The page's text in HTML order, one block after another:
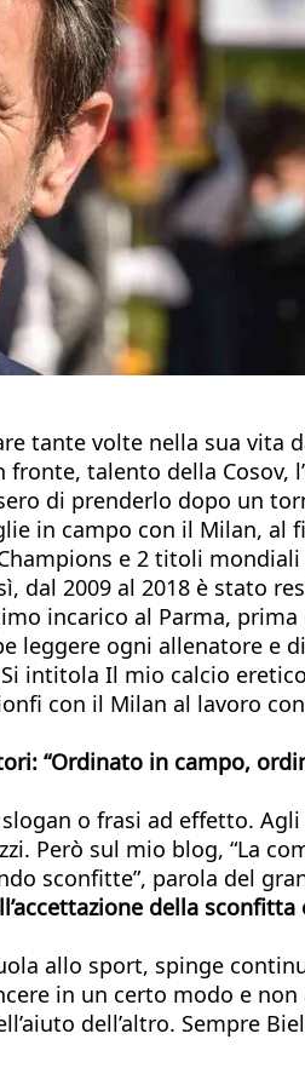
tante volte nella sua
talento della
di prenderlo dopo un
in campo con il Milan,
e 2 titoli
dal 2009 al 2018 è stato
incarico al Parma,
leggere ogni allenatore
intitola Il mio calcio
con il Milan al lavoro
“Ordinato in campo,
o frasi ad effetto.
Però sul mio blog, “La
sconfitte”, parola del
della
allo sport, spinge
in un certo modo e
dell’altro. Sempre